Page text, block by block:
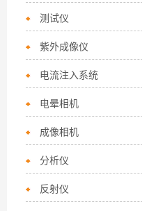
测试仪
紫外成像仪
电流注入系统
电晕相机
成像相机
分析仪
反射仪